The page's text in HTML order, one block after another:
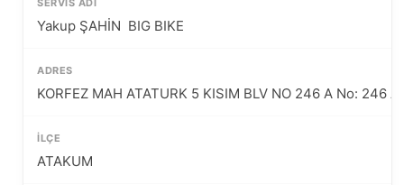
Yakup ŞAHİN  BIG BIKE
KORFEZ MAH ATATURK 5 KISIM BLV NO 246 A No: 246 A
ATAKUM